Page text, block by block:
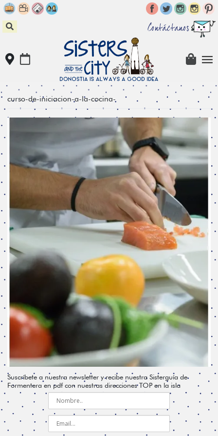
Skip
to
content
Contáctanos
curso-de-iniciacion-a-la-cocina-
Suscríbete a nuestra newsletter y recibe nuestra Sisterguía de
Formentera en pdf con nuestras direcciones TOP en la isla